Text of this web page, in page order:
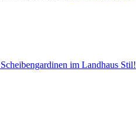
im Landhaus Stil!